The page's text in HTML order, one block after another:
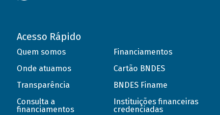
Acesso Rápido
Quem somos
Onde atuamos
Transparência
Consulta a
financiamentos
Financiamentos
Cartão BNDES
BNDES Finame
Instituições financeiras
credenciadas